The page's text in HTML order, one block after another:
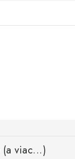
(a viac...)